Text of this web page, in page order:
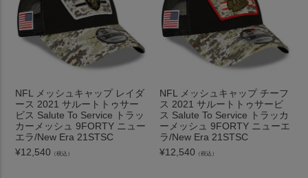
NFL メッシュキャップ レイダ
ース 2021 サルートトゥサー
ビス Salute To Service トラッ
カーメッシュ 9FORTY ニュー
エラ/New Era 21STSC
¥12,540 （税込）
NFL メッシュキャップ チーフ
ス 2021 サルートトゥサービ
ス Salute To Service トラッカ
ーメッシュ 9FORTY ニューエ
ラ/New Era 21STSC
¥12,540 （税込）